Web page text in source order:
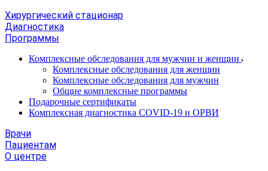
Хирургический стационар
Диагностика
Программы
Комплексные обследования для мужчин и женщин
Комплексные обследования для женщин
Комплексные обследования для мужчин
Общие комплексные программы
Подарочные сертификаты
Комплексная диагностика COVID-19 и ОРВИ
Врачи
Пациентам
О центре